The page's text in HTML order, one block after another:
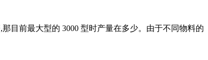
目前最大型的 3000 型时产量在多少。由于不同物料的